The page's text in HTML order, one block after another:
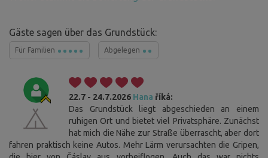
Gäste sagen über das Grundstück:
Für Familien Abgelegen
22.7 - 24.7.2026 Hana říká:
Das Grundstück liegt abgeschieden an einem
ruhigen Ort und bietet viel Privatsphäre. Zunächst
hat mich die Nähe zur Straße überrascht, aber dort
fahren praktisch keine Autos. Mehr Lärm verursachten die Gripen,